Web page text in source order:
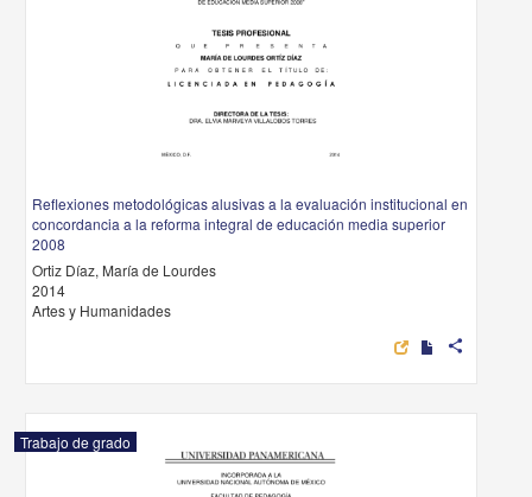
Reflexiones metodológicas alusivas a la evaluación institucional en
concordancia a la reforma integral de educación media superior
2008
Ortiz Díaz, María de Lourdes
2014
Artes y Humanidades
share
Trabajo de grado